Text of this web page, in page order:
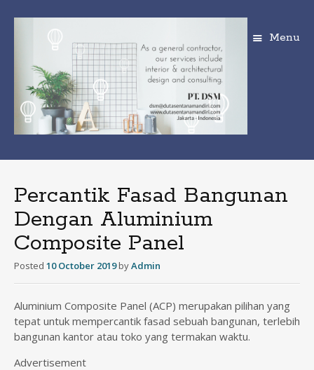
Menu
p
t
o
c
n
t
e
t
Percantik Fasad Bangunan
Dengan Aluminium
Composite Panel
Posted 10 October 2019 byAdmin
Aluminium Composite Panel (ACP) merupakan pilihan yang
tepat untuk mempercantik fasad sebuah bangunan, terlebih
bangunan kantor atau toko yang termakan waktu.
Advertisement